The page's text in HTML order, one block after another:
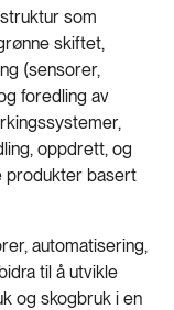
som
skiftet,
(sensorer,
foredling av
oppdrett, og
produkter basert
automatisering,
til å utvikle
og skogbruk i en